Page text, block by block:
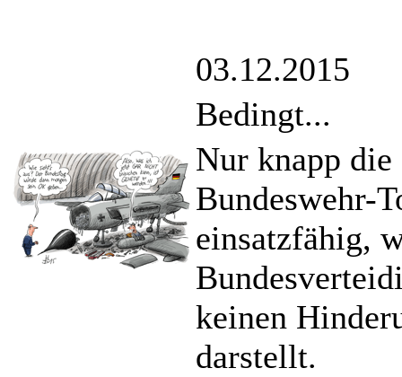
03.12.2015
Bedingt...
Nur knapp
Bundeswehr-
einsatzfähig,
keinen
darstellt.